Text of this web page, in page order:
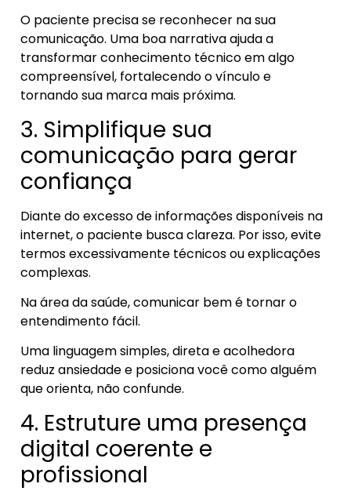
O paciente precisa se reconhecer na sua
comunicação. Uma boa narrativa ajuda a
transformar conhecimento técnico em algo
compreensível, fortalecendo o vínculo e
tornando sua marca mais próxima.
3. Simplifique sua
comunicação para gerar
confiança
Diante do excesso de informações disponíveis na
internet, o paciente busca clareza. Por isso, evite
termos excessivamente técnicos ou explicações
complexas.
Na área da saúde, comunicar bem é tornar o
entendimento fácil.
Uma linguagem simples, direta e acolhedora
reduz ansiedade e posiciona você como alguém
que orienta, não confunde.
4. Estruture uma presença
digital coerente e
profissional